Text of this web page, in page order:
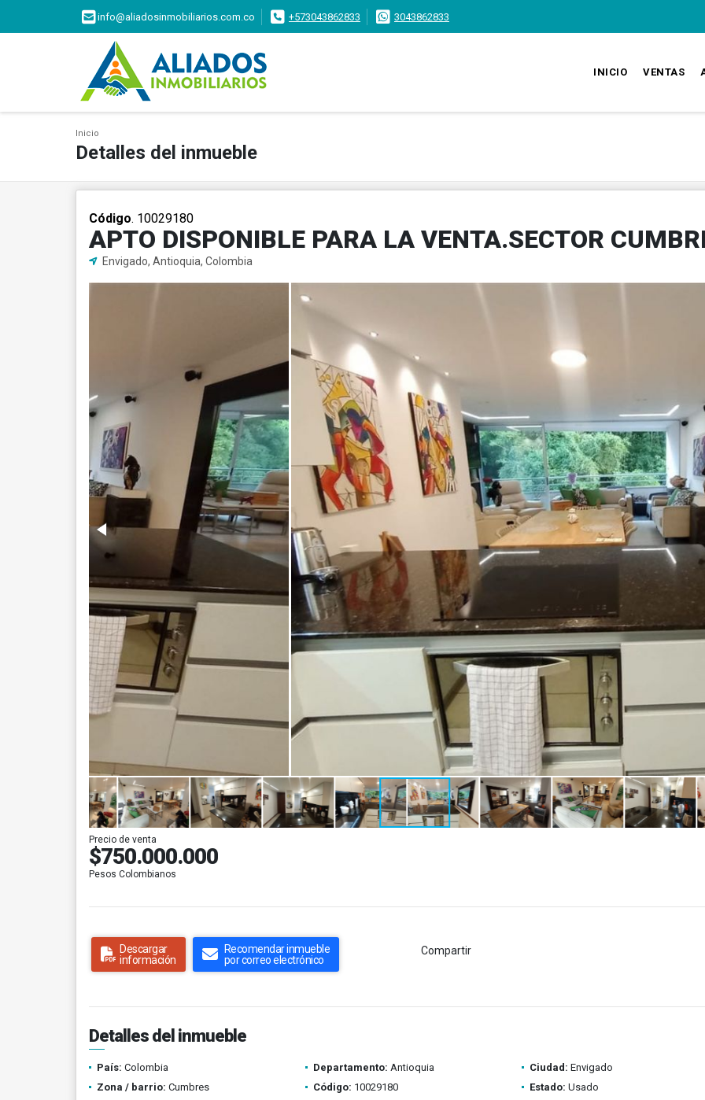
info@aliadosinmobiliarios.com.co +573043862833 3043862833
INICIO VENTAS
Inicio
Detalles del inmueble
Código. 10029180
APTO DISPONIBLE PARA LA VENTA.SECTOR
Envigado, Antioquia, Colombia
Precio de venta
$750.000.000
Pesos Colombianos
Descargar
información
Recomendar inmueble
por correo electrónico
Compartir
Detalles del inmueble
País: Colombia Departamento: Antioquia Ciudad: Envigado
Zona / barrio: Cumbres Código: 10029180 Estado: Usado